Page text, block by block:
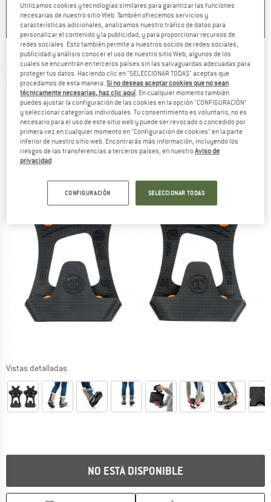
SIDAS - Walk Traction - Crampones ligeros
(0)
Vistas detalladas
NO ESTÁ DISPONIBLE
Utilizamos cookies y tecnologías similares para garantizar las funciones
necesarias de nuestro sitio Web. También ofrecemos servicios y
características adicionales, analizamos nuestro tráfico de datos para
personalizar el contenido y la publicidad, y para proporcionar recursos de
redes sociales. Esto también permite a nuestros socios de redes sociales,
publicidad y análisis conocer el uso de nuestro sitio Web, algunos de los
cuales se encuentran en terceros países sin las salvaguardas adecuadas para
proteger tus datos. Haciendo clic en "SELECCIONAR TODAS" aceptas que
procedamos de esta manera.Si no deseas aceptar cookies que no sean
técnicamente necesarias, haz clic aquí. En cualquier momento también
puedes ajustar la configuración de las cookies en la opción "CONFIGURACIÓN"
y seleccionar categorías individuales. Tu consentimiento es voluntario, no es
necesario para el uso de este sitio web y puede ser revocado o concedido por
primera vez en cualquier momento en "Configuración de cookies" en la parte
inferior de nuestro sitio web. Encontrarás más información, incluyendo los
riesgos de las transferencias a terceros países, en nuestroAviso de
privacidad.
CONFIGURACIÓN SELECCIONAR TODAS